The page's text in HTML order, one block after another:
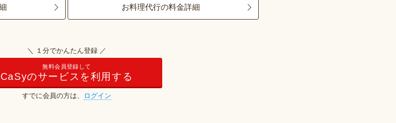
お料理代行の料金詳細
＼ １分でかんたん登録 ／
無料会員登録して
CaSyのサービスを利用する
すでに会員の方は、 ログイン